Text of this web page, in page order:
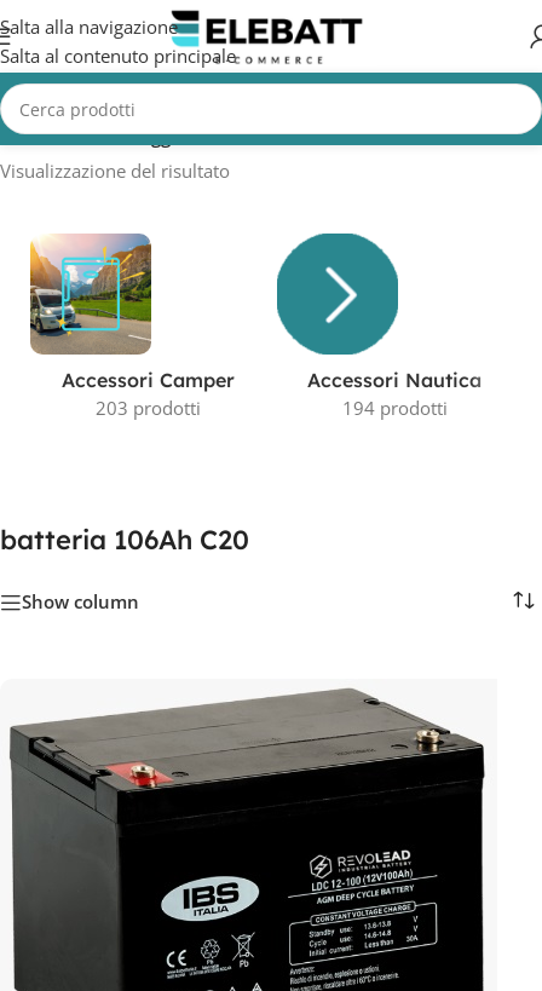
Salta alla navigazione
Salta al contenuto principale
Home/Prodotti taggati “batteria 106Ah C20”
Visualizzazione del risultato
Accessori Camper
203 prodotti
Accessori Nautica
194 prodotti
batteria 106Ah C20
Show column